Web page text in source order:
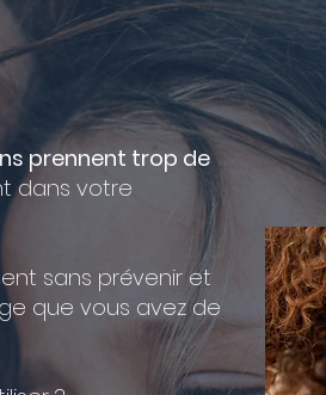
prennent trop de
dans votre
sans prévenir et
que vous avez de